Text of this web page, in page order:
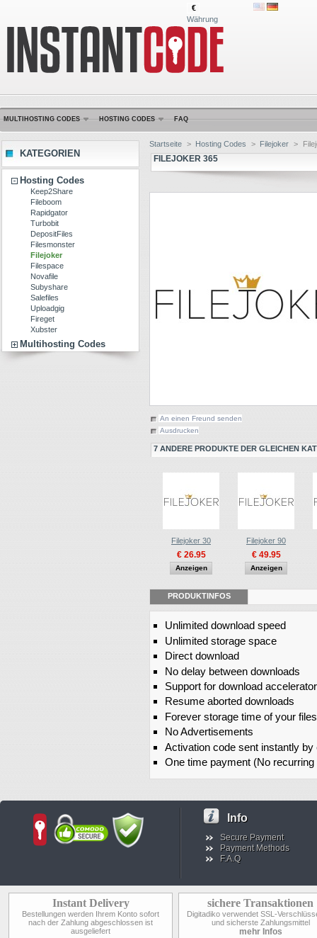
€
Währung
MULTIHOSTING CODES HOSTING CODES FAQ
KATEGORIEN
Hosting Codes
Keep2Share
Fileboom
Rapidgator
Turbobit
DepositFiles
Filesmonster
Filejoker
Filespace
Novafile
Subyshare
Salefiles
Uploadgig
Fireget
Xubster
Multihosting Codes
Startseite > Hosting Codes > Filejoker >
FILEJOKER 365
An einen Freund senden
Ausdrucken
7 ANDERE PRODUKTE DER GLEICHEN
Filejoker 30
€ 26.95
Anzeigen
Filejoker 90
€ 49.95
Anzeigen
PRODUKTINFOS
Unlimited download speed
Unlimited storage space
Direct download
No delay between downloads
Support for download
Resume aborted downloads
Forever storage time of your files
No Advertisements
Activation code sent instantly by
One time payment (No
Info
Secure Payment
Payment Methods
F.A.Q
Instant Delivery
Bestellungen werden Ihrem Konto sofort
nach der Zahlung abgeschlossen ist
ausgeliefert
sichere Transaktionen
Digitadiko verwendet SSL-
und sicherste Zahlungsmittel
mehr Infos